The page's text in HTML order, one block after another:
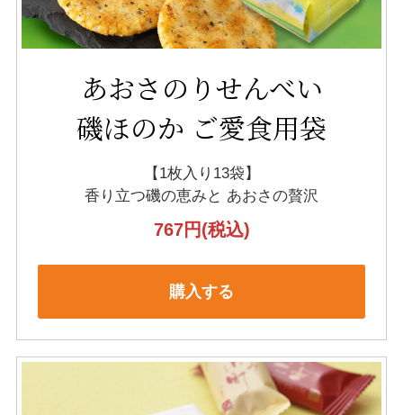
あおさのりせんべい
磯ほのか ご愛食用袋
【1枚入り13袋】
香り立つ磯の恵みと あおさの贅沢
767円(税込)
購入する